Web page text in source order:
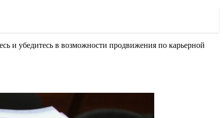
и убедитесь в возможности продвижения по карьерной